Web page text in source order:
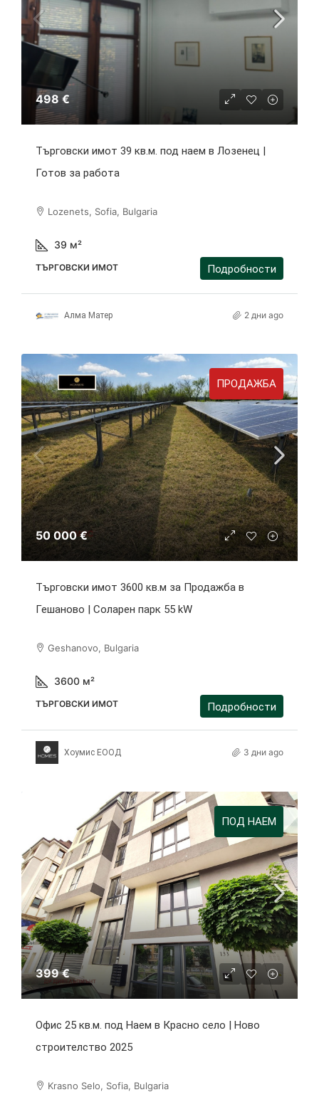
498 €
Търговски имот 39 кв.м. под наем в Лозенец |
Готов за работа
Lozenets, Sofia, Bulgaria
39 м²
ТЪРГОВСКИ ИМОТ Подробности
Алма Матер 2 дни ago
ПРОДАЖБА
50 000 €
Търговски имот 3600 кв.м за Продажба в
Гешаново | Соларен парк 55 kW
Geshanovo, Bulgaria
3600 м²
ТЪРГОВСКИ ИМОТ Подробности
Хоумис ЕООД 3 дни ago
ПОД НАЕМ
399 €
Офис 25 кв.м. под Наем в Красно село | Ново
строителство 2025
Krasno Selo, Sofia, Bulgaria